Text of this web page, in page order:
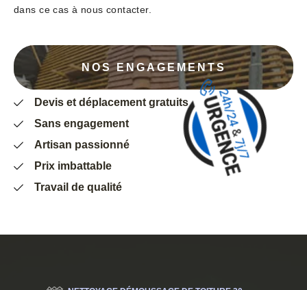
dans ce cas à nous contacter.
NOS ENGAGEMENTS
Devis et déplacement gratuits
Sans engagement
Artisan passionné
Prix imbattable
Travail de qualité